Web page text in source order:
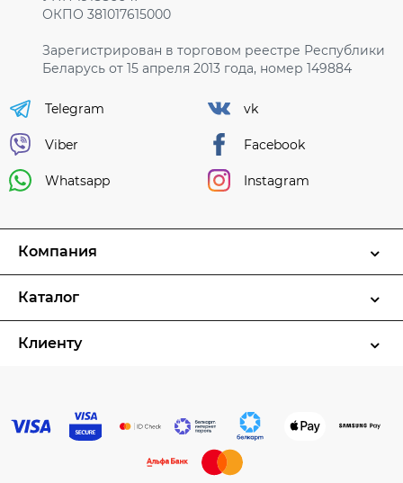
ОКПО 381017615000
Зарегистрирован в торговом реестре Республики
Беларусь от 15 апреля 2013 года, номер 149884
Telegram
Viber
Whatsapp
vk
Facebook
Instagram
Компания
Каталог
Клиенту